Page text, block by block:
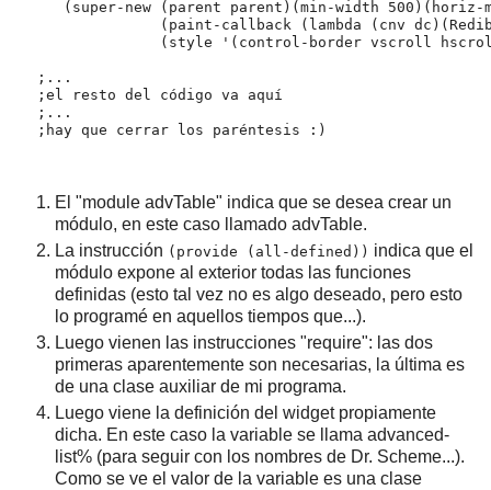
(super-new (parent parent)(min-width
(paint-callback (lambda (cnv
(style '(control-border vscroll
   ;...
   ;el resto del código va aquí
   ;...
   ;hay que cerrar los paréntesis :)
El "module advTable" indica que se desea crear un
módulo, en este caso llamado advTable.
La instrucción (provide (all-defined)) indica que el
módulo expone al exterior todas las funciones
definidas (esto tal vez no es algo deseado, pero esto
lo programé en aquellos tiempos que...).
Luego vienen las instrucciones "require": las dos
primeras aparentemente son necesarias, la última es
de una clase auxiliar de mi programa.
Luego viene la definición del widget propiamente
dicha. En este caso la variable se llama advanced-
list% (para seguir con los nombres de Dr. Scheme...).
Como se ve el valor de la variable es una clase